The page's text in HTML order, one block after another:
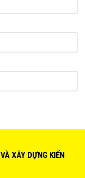
XÂY DỰNG KIẾN